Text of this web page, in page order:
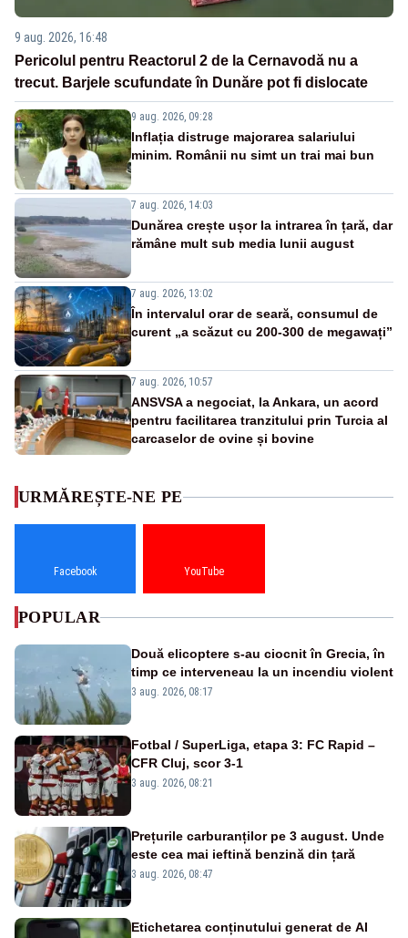
9 aug. 2026, 16:48
Pericolul pentru Reactorul 2 de la Cernavodă nu a
trecut. Barjele scufundate în Dunăre pot fi dislocate
9 aug. 2026, 09:28
Inflația distruge majorarea salariului
minim. Românii nu simt un trai mai bun
7 aug. 2026, 14:03
Dunărea crește ușor la intrarea în țară, dar
rămâne mult sub media lunii august
7 aug. 2026, 13:02
În intervalul orar de seară, consumul de
curent „a scăzut cu 200-300 de megawați”
7 aug. 2026, 10:57
ANSVSA a negociat, la Ankara, un acord
pentru facilitarea tranzitului prin Turcia al
carcaselor de ovine și bovine
URMĂREȘTE-NE PE
Facebook YouTube
POPULAR
Două elicoptere s-au ciocnit în Grecia, în
timp ce interveneau la un incendiu violent
3 aug. 2026, 08:17
Fotbal / SuperLiga, etapa 3: FC Rapid –
CFR Cluj, scor 3-1
3 aug. 2026, 08:21
Prețurile carburanților pe 3 august. Unde
este cea mai ieftină benzină din țară
3 aug. 2026, 08:47
Etichetarea conținutului generat de AI